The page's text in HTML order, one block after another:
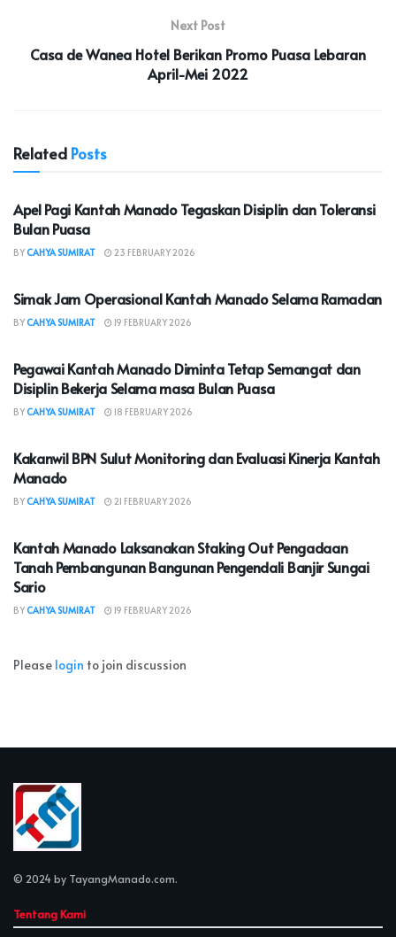
Next Post
Casa de Wanea Hotel Berikan Promo Puasa Lebaran
April-Mei 2022
Related Posts
KOTA MANADO
Apel Pagi Kantah Manado Tegaskan Disiplin dan Toleransi
Bulan Puasa
BYCAHYA SUMIRAT 23 FEBRUARY 2026
Simak Jam Operasional Kantah Manado Selama Ramadan
BYCAHYA SUMIRAT 19 FEBRUARY 2026
Pegawai Kantah Manado Diminta Tetap Semangat dan
Disiplin Bekerja Selama masa Bulan Puasa
BYCAHYA SUMIRAT 18 FEBRUARY 2026
Kakanwil BPN Sulut Monitoring dan Evaluasi Kinerja Kantah
Manado
BYCAHYA SUMIRAT 21 FEBRUARY 2026
Kantah Manado Laksanakan Staking Out Pengadaan
Tanah Pembangunan Bangunan Pengendali Banjir Sungai
Sario
BYCAHYA SUMIRAT 19 FEBRUARY 2026
Please login to join discussion
© 2024 by TayangManado.com.
Tentang Kami